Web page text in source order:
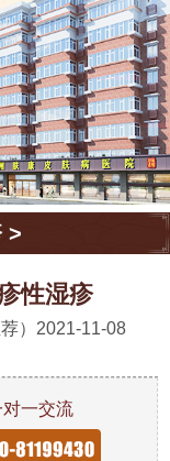
>
性湿疹
） 2021-11-08
一交流